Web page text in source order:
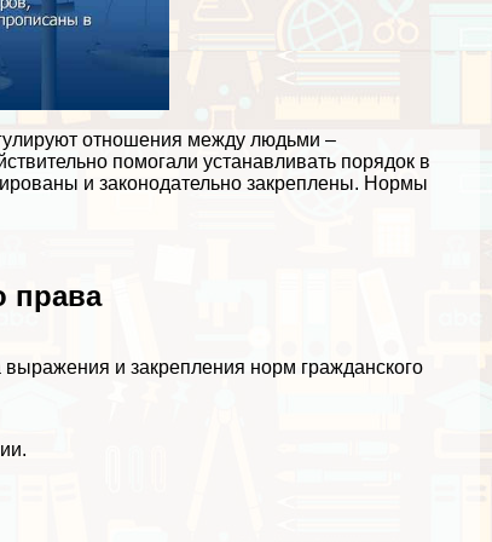
отношения между людьми –
помогали устанавливать порядок в
и законодательно закреплены. Нормы
права
и закрепления норм гражданского